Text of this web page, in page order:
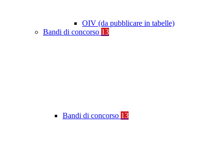
OIV (da pubblicare in tabelle)
Bandi di concorso 13
Bandi di concorso 13